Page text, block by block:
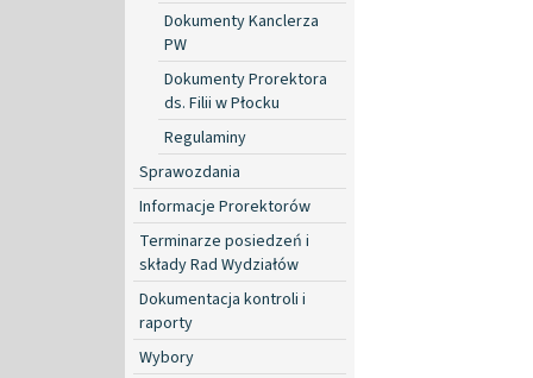
Dokumenty Kanclerza
PW
Dokumenty Prorektora
ds. Filii w Płocku
Regulaminy
Sprawozdania
Informacje Prorektorów
Terminarze posiedzeń i
składy Rad Wydziałów
Dokumentacja kontroli i
raporty
Wybory